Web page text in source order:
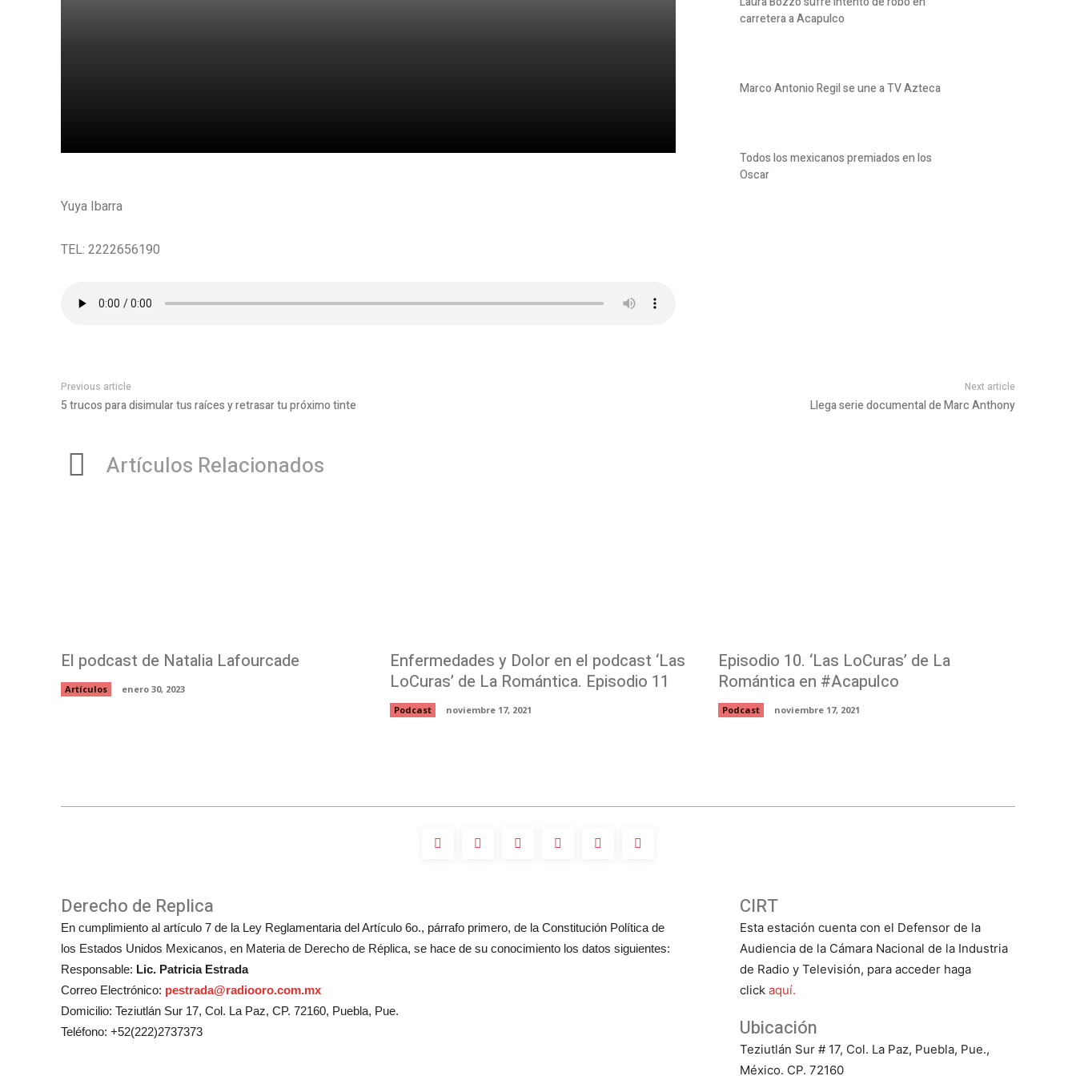
Yuya Ibarra
TEL: 2222656190
carretera a Acapulco
Marco Antonio Regil se une a TV Azteca
Todos los mexicanos premiados en los
Oscar
Previous article
5 trucos para disimular tus raíces y retrasar tu próximo tinte
Next article
Llega serie documental de Marc Anthony
Artículos Relacionados
El podcast de Natalia Lafourcade
Artículos enero 30, 2023
Enfermedades y Dolor en el podcast ‘Las
LoCuras’ de La Romántica. Episodio 11
Podcast noviembre 17, 2021
Episodio 10. ‘Las LoCuras’ de La
Romántica en #Acapulco
Podcast noviembre 17, 2021
Derecho de Replica
En cumplimiento al artículo 7 de la Ley Reglamentaria del Artículo 6o., párrafo primero, de la Constitución Política de
los Estados Unidos Mexicanos, en Materia de Derecho de Réplica, se hace de su conocimiento los datos siguientes:
Responsable: Lic. Patricia Estrada
Correo Electrónico: pestrada@radiooro.com.mx
Domicilio: Teziutlán Sur 17, Col. La Paz, CP. 72160, Puebla, Pue.
Teléfono: +52(222)2737373
CIRT
Esta estación cuenta con el Defensor de la
Audiencia de la Cámara Nacional de la Industria
de Radio y Televisión, para acceder haga
click aquí.
Ubicación
Teziutlán Sur # 17, Col. La Paz, Puebla, Pue.,
México. CP. 72160